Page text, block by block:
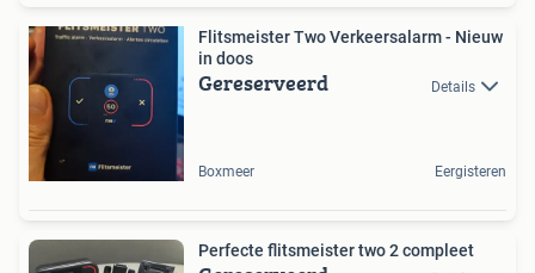
Flitsmeister Two Verkeersalarm - Nieuw
in doos
Gereserveerd Details
Boxmeer Eergisteren
Perfecte flitsmeister two 2 compleet